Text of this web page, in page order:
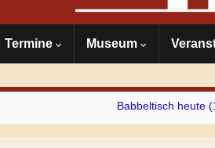
Termine Museum
Babbeltisch heute